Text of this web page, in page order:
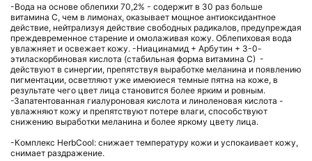
-Вода на основе облепихи 70,2% - содержит в 30 раз больше
витамина С, чем в лимонах, оказывает мощное антиоксидантное
действие, нейтрализуя действие свободных радикалов, предупреждая
преждевременное старение и омолаживая кожу. Облепиховая вода
увлажняет и освежает кожу. -Ниацинамид + Арбутин + 3-0-
этиласкорбиновая кислота (стабильная форма витамина С) -
действуют в синергии, препятствуя выработке меланина и появлению
пигментации, осветляют уже имеюиеся темные пятна на коже, в
результате чего цвет лица становится более ярким и ровным.
-Запатентованная гиалуроновая кислота и линоленовая кислота -
увлажняют кожу и препятствуют потере влаги, способствуют
снижению выработки меланина и более яркому цвету лица.
-Комплекс HerbCool: снижает температуру кожи и успокаивает кожу,
снимает раздражение.